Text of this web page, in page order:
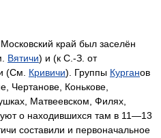
край был заселён
Вятичи) и (к С.-З. от
(См. Кривичи). Группы Курганов
Чертанове, Конькове,
Матвеевском, Филях,
о находившихся там в 11—13
составили и первоначальное